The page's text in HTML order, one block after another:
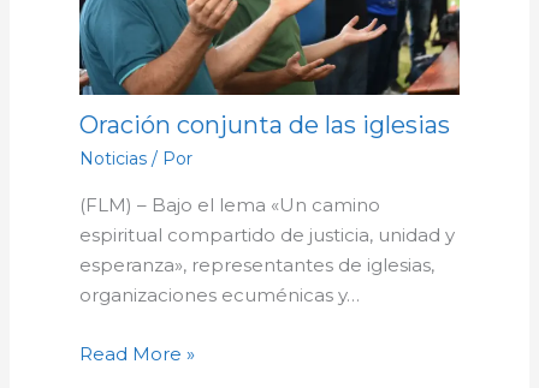
Oración conjunta de las iglesias
Noticias/ Por
(FLM) – Bajo el lema «Un camino
espiritual compartido de justicia, unidad y
esperanza», representantes de iglesias,
organizaciones ecuménicas y…
Read More »